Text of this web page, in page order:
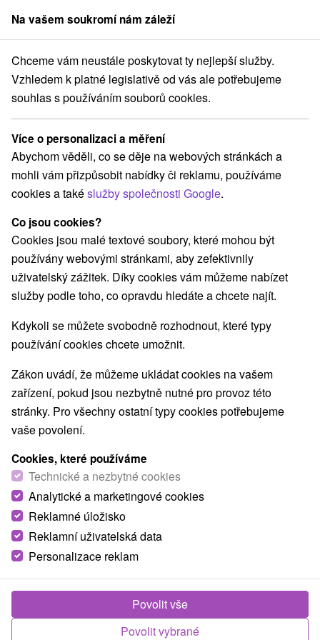
člen skupinySorger
prenájom Stredné Slovensko Žilinský kraj Turčianske Jaseno
Chaty na prenájom Turčianske
Jaseno
Kategorie
Všechny kategorie
Chaty na prenájom(3)
Drevenice(2) Ubytovne
Vyberte lokalitu nebo termín
VŠECHNY NEJLEVNĚJŠÍ NEJDRAŽŠÍ PODLE
Chalupa pod Lyscom Jasenská dolina -
Turčianske Jaseno
Turčianske Jaseno
Na vašem soukromí nám záleží
Chceme vám neustále poskytovat ty nejlepší služby.
Vzhledem k platné legislativě od vás ale potřebujeme
souhlas s používáním souborů cookies.
Více o personalizaci a měření
Abychom věděli, co se děje na webových stránkách a
mohli vám přizpůsobit nabídky či reklamu, používáme
cookies a takéslužby společnosti Google.
Co jsou cookies?
Cookies jsou malé textové soubory, které mohou být
používány webovými stránkami, aby zefektivnily
uživatelský zážitek. Díky cookies vám můžeme nabízet
služby podle toho, co opravdu hledáte a chcete najít.
Kdykoli se můžete svobodně rozhodnout, které typy
používání cookies chcete umožnit.
Zákon uvádí, že můžeme ukládat cookies na vašem
zařízení, pokud jsou nezbytně nutné pro provoz této
stránky. Pro všechny ostatní typy cookies potřebujeme
vaše povolení.
Cookies, které používáme
Technické a nezbytné cookies
Analytické a marketingové cookies
Reklamné úložisko
Reklamní uživatelská data
Personalizace reklam
Povolit vybrané
Povolit vše